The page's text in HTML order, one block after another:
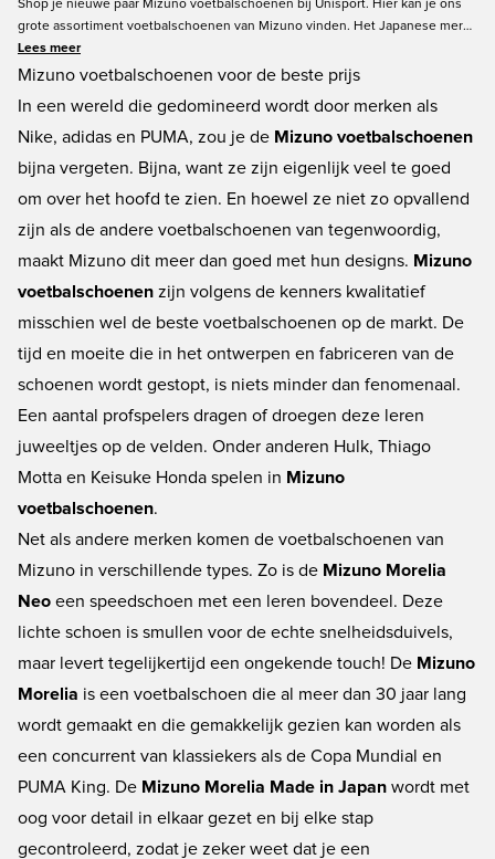
Shop je nieuwe paar Mizuno voetbalschoenen bij Unisport. Hier kan je ons
grote assortiment voetbalschoenen van Mizuno vinden. Het Japanese merk
staat bekend om degelijk vakmanschap en hoge kwaliteit en Mizuno
voetbalschoenen zijn geen uitzondering. Je kan FG-, AG,
modellen, zoals de zeer populaire Mizuno Morelia. Bestel nu de Mizuno
voetbalschoenen van topkwaliteit die je leuk vindt! Hier vind je maten voor
heren, dames en kinderen.
Lees meer
Mizuno voetbalschoenen voor de beste prijs
In een wereld die gedomineerd wordt door merken als
Nike, adidas en PUMA, zou je de Mizuno voetbalschoenen
bijna vergeten. Bijna, want ze zijn eigenlijk veel te goed
om over het hoofd te zien. En hoewel ze niet zo opvallend
zijn als de andere voetbalschoenen van tegenwoordig,
maakt Mizuno dit meer dan goed met hun designs. Mizuno
voetbalschoenen zijn volgens de kenners kwalitatief
misschien wel de beste voetbalschoenen op de markt. De
tijd en moeite die in het ontwerpen en fabriceren van de
schoenen wordt gestopt, is niets minder dan fenomenaal.
Een aantal profspelers dragen of droegen deze leren
juweeltjes op de velden. Onder anderen Hulk, Thiago
Motta en Keisuke Honda spelen in Mizuno
voetbalschoenen.
Net als andere merken komen de voetbalschoenen van
Mizuno in verschillende types. Zo is de Mizuno Morelia
Neo een speedschoen met een leren bovendeel. Deze
lichte schoen is smullen voor de echte snelheidsduivels,
maar levert tegelijkertijd een ongekende touch! De Mizuno
Morelia is een voetbalschoen die al meer dan 30 jaar lang
wordt gemaakt en die gemakkelijk gezien kan worden als
een concurrent van klassiekers als de Copa Mundial en
PUMA King. De Mizuno Morelia Made in Japan wordt met
oog voor detail in elkaar gezet en bij elke stap
gecontroleerd, zodat je zeker weet dat je een